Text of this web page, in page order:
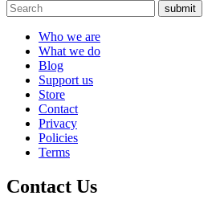
submit
Who we are
What we do
Blog
Support us
Store
Contact
Privacy
Policies
Terms
Contact Us